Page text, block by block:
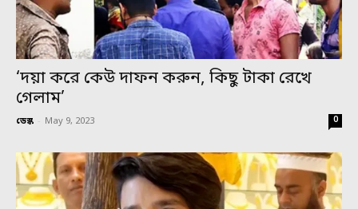
‘দয়া করে কেউ দাফন করুন, কিছু টাকা রেখে
গেলাম’
ডেস্ক - May 9, 2023 0